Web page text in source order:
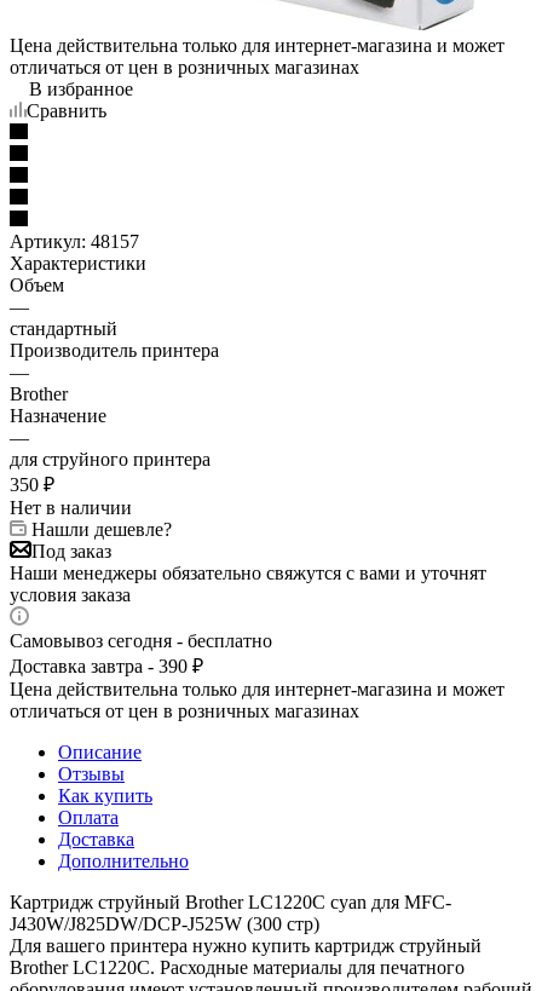
Цена действительна только для интернет-магазина и может
отличаться от цен в розничных магазинах
В избранное
Сравнить
Артикул: 48157
Характеристики
Объем
—
стандартный
Производитель принтера
—
Brother
Назначение
—
для струйного принтера
350 ₽
Нет в наличии
Нашли дешевле?
Под заказ
Наши менеджеры обязательно свяжутся с вами и уточнят
условия заказа
Самовывоз сегодня - бесплатно
Доставка завтра - 390 ₽
Цена действительна только для интернет-магазина и может
отличаться от цен в розничных магазинах
Описание
Отзывы
Как купить
Оплата
Доставка
Дополнительно
Картридж струйный Brother LC1220C cyan для MFC-
J430W/J825DW/DCP-J525W (300 стр)
Для вашего принтера нужно купить картридж струйный
Brother LC1220C. Расходные материалы для печатного